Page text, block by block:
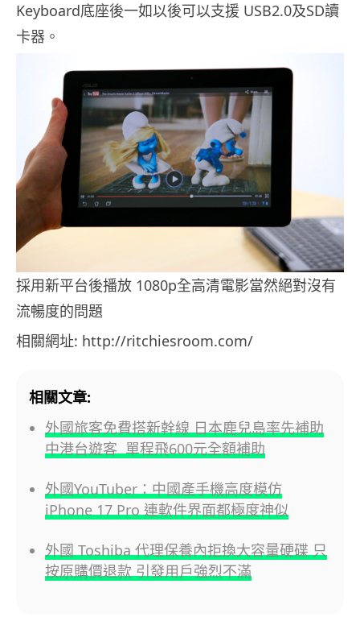
Keyboard底座後一如以後可以支援 USB2.0及SD讀
卡器。
採用新平台後播放 1080p全高清電影當然絕對沒有
流暢度的問題
相關網址: http://ritchiesroom.com/
相關文章:
外國旅客免費搭新幹線 日本鹿兒島率先補助
中港台遊客 單程飛600元全額補助
外國YouTuber：中國產手機高度模仿
iPhone 17 Pro 連軟件界面都極度神似
外國 Toshiba 代理保養內拒換大容量硬碟 只
按原購價退款 引發用戶強烈不滿